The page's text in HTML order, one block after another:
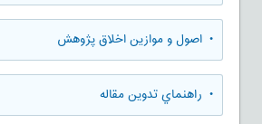
• اصول و موازین اخلاق پژوهش
• راهنماي تدوين مقاله